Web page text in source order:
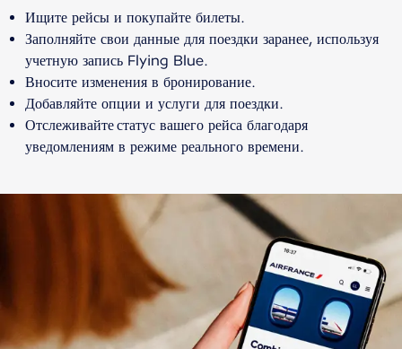
Ищите рейсы и покупайте билеты.
Заполняйте свои данные для поездки заранее, используя
учетную запись Flying Blue.
Вносите изменения в бронирование.
Добавляйте опции и услуги для поездки.
Отслеживайте статус вашего рейса благодаря
уведомлениям в режиме реального времени.